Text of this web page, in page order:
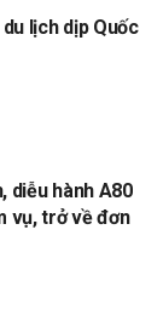
du lịch dịp Quốc
diễu hành A80
vụ, trở về đơn